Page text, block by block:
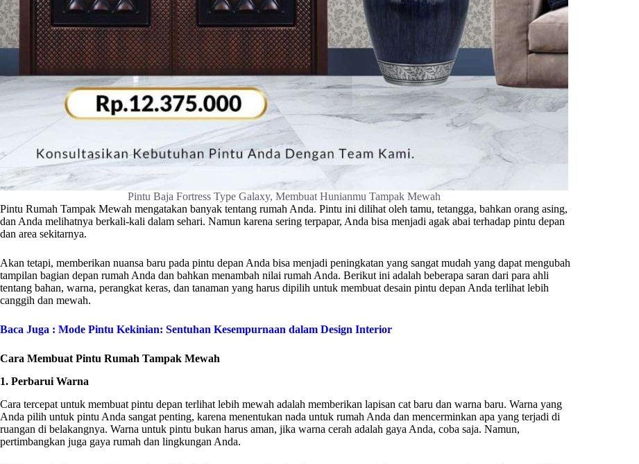
Pintu Baja Fortress Type Galaxy, Membuat Hunianmu Tampak Mewah
Pintu Rumah Tampak Mewah mengatakan banyak tentang rumah Anda. Pintu ini dilihat oleh tamu, tetangga, bahkan orang asing,
dan Anda melihatnya berkali-kali dalam sehari. Namun karena sering terpapar, Anda bisa menjadi agak abai terhadap pintu depan
dan area sekitarnya.
Akan tetapi, memberikan nuansa baru pada pintu depan Anda bisa menjadi peningkatan yang sangat mudah yang dapat mengubah
tampilan bagian depan rumah Anda dan bahkan menambah nilai rumah Anda. Berikut ini adalah beberapa saran dari para ahli
tentang bahan, warna, perangkat keras, dan tanaman yang harus dipilih untuk membuat desain pintu depan Anda terlihat lebih
canggih dan mewah.
Baca Juga : Mode Pintu Kekinian: Sentuhan Kesempurnaan dalam Design Interior
Cara Membuat Pintu Rumah Tampak Mewah
1. Perbarui Warna
Cara tercepat untuk membuat pintu depan terlihat lebih mewah adalah memberikan lapisan cat baru dan warna baru. Warna yang
Anda pilih untuk pintu Anda sangat penting, karena menentukan nada untuk rumah Anda dan mencerminkan apa yang terjadi di
ruangan di belakangnya. Warna untuk pintu bukan harus aman, jika warna cerah adalah gaya Anda, coba saja. Namun,
pertimbangkan juga gaya rumah dan lingkungan Anda.